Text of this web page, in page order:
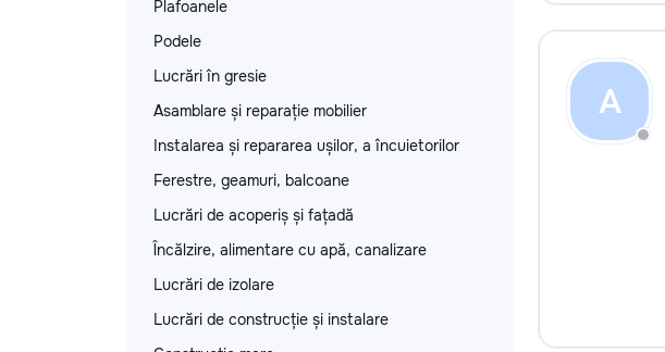
Plafoanele
Podele
Lucrări în gresie
Asamblare și reparație mobilier
Instalarea și repararea ușilor, a încuietorilor
Ferestre, geamuri, balcoane
Lucrări de acoperiș și fațadă
Încălzire, alimentare cu apă, canalizare
Lucrări de izolare
Lucrări de construcție și instalare
A